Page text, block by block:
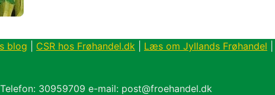
blog CSR hos Frøhandel.dk Læs om Jyllands Frøhandel
30959709 e-mail: post@froehandel.dk